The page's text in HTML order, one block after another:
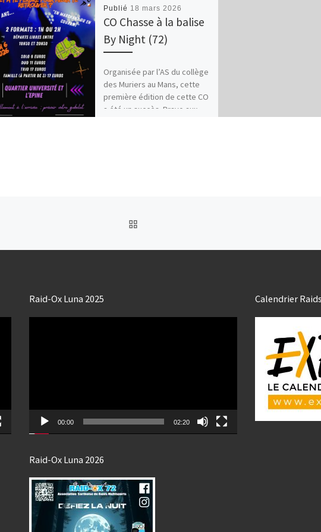
Publié 18 mars 2026
CO Chasse à la balise
By Night (72)
Organisée par l’AS du collège
des Muriers au Mans, cette
première édition de cette CO
a été un succès. Bravo aux
Raid-Ox Luna 2025
00:00 02:20
Raid-Ox Luna 2026
Calendrier Raids